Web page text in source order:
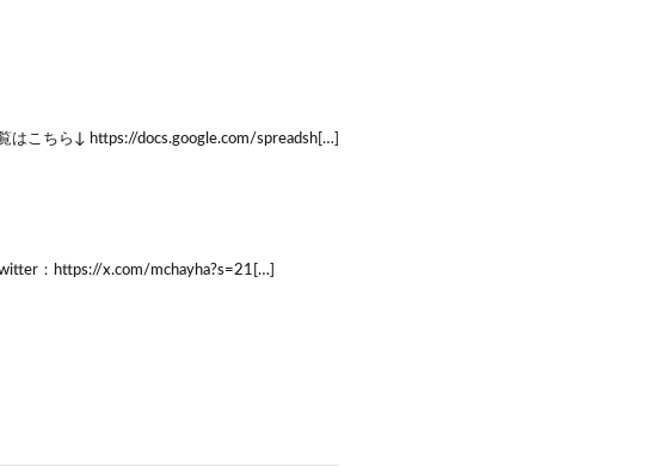
はこちら↓ https://docs.google.com/spreadsh[…]
：https://x.com/mchayha?s=21[…]